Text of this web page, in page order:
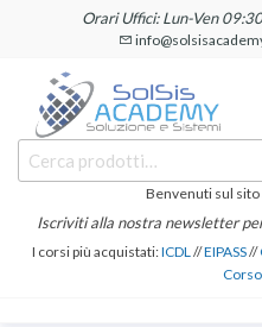
contenuto
Orari Uffici: Lun-Ven
SOLSIS
Academy
Corsi e
Certificazioni
Linguistiche
Benvenuti sul sito
Iscriviti alla nostra newsletter
I corsi più acquistati:ICDL//EIPASS//